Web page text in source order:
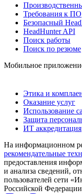
Требования к ПО
Безопасный
HeadHunter API
Поиск работы
Поиск по резюме
Мобильное
Этика и
Оказание услуг
Использование
Защита
ИТ аккредитация
На информационном
рекомендательные
предоставления
и анализа сведений,
пользователей сети
Российской